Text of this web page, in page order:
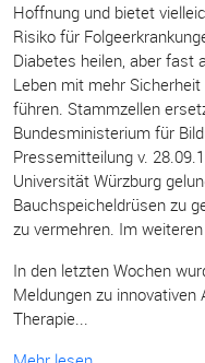
Hoffnung und bietet
Risiko für
Diabetes heilen, aber fast
Leben mit mehr
führen. Stammzellen
Bundesministerium für
Pressemitteilung v.
Universität Würzburg
Bauchspeicheldrüsen zu
zu vermehren. Im
In den letzten Wochen
Meldungen zu
Therapie...